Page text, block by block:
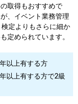
取得もおすすめで
、イベント業務管理
定よりもさらに細か
定められています。
以上有する方
以上有する方で2級